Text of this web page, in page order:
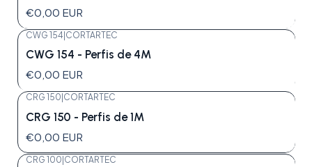
€0,00 EUR
CWG 154 CORTARTEC
CWG 154 - Perfis de 4M
€0,00 EUR
CRG 150 CORTARTEC
CRG 150 - Perfis de 1M
€0,00 EUR
CRG 100|CORTARTEC